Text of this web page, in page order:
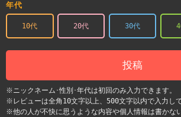
年代
10代 20代 30代
投稿
※ニックネーム･性別･年代は初回のみ入力できます。
※レビューは全角10文字以上、500文字以内で入力して
※他の人が不快に思うような内容や個人情報は書かな